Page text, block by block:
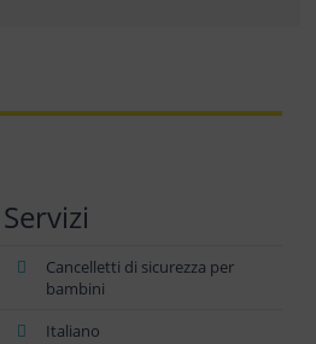
Servizi
Cancelletti di sicurezza per
bambini
Italiano